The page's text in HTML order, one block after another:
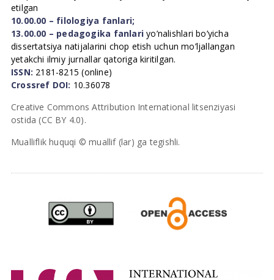
etilgan
10.00.00 – filologiya fanlari;
13.00.00 – pedagogika fanlari yo’nalishlari bo’yicha
dissertatsiya natijalarini chop etish uchun mo’ljallangan
yetakchi ilmiy jurnallar qatoriga kiritilgan.
ISSN: 2181-8215 (online)
Crossref DOI: 10.36078
Creative Commons Attribution International litsenziyasi
ostida (CC BY 4.0).
Mualliflik huquqi © muallif (lar) ga tegishli.